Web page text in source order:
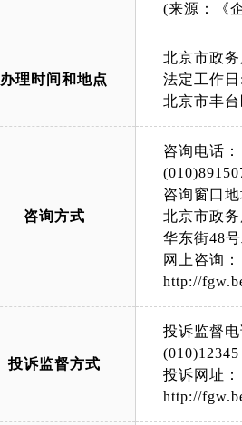
(来源：《
办理时间和地点
北京市政
法定工作
北京市丰
咨询方式
咨询电话：
咨询窗口
北京市政
华东街48
网上咨询：
http://
投诉监督方式
投诉监督
(010)12345
投诉网址：
http://